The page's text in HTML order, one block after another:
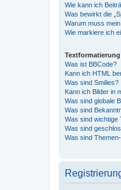
Wie kann ich
Was bewirkt die
Warum muss
Wie markiere ich
Was ist BBCode?
Kann ich HTML
Was sind Smilies?
Kann ich Bilder in
Was sind globale
Was sind
Was sind wichtige
Was sind
Was sind